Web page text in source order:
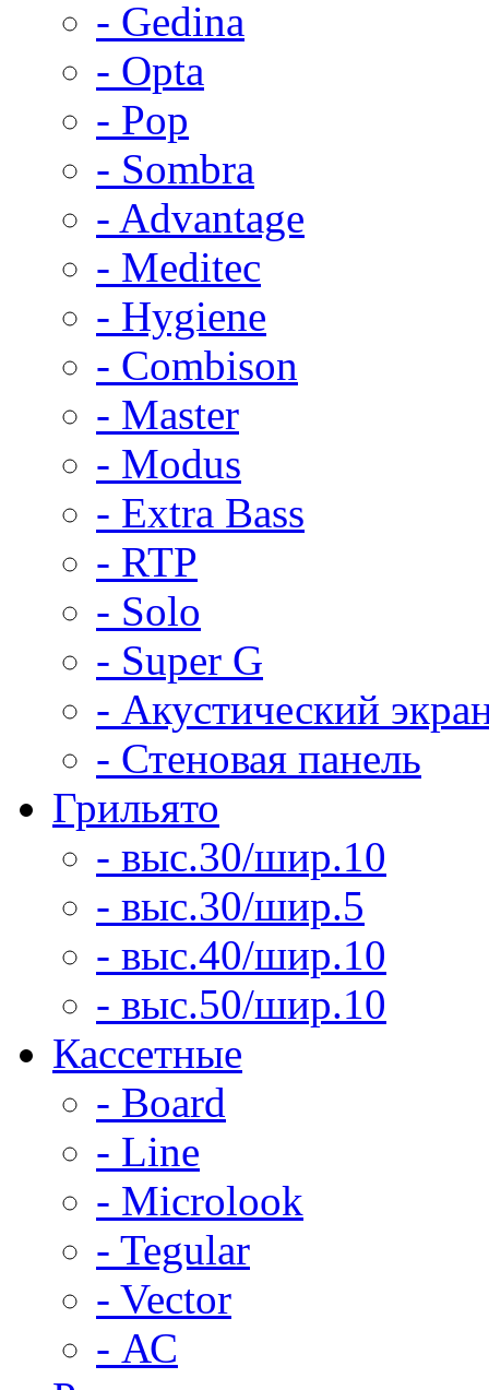
- Gedina
- Opta
- Pop
- Sombra
- Advantage
- Meditec
- Hygiene
- Combison
- Master
- Modus
- Extra Bass
- RTP
- Solo
- Super G
- Акустический
- Стеновая панель
Грильято
- выс.30/шир.10
- выс.30/шир.5
- выс.40/шир.10
- выс.50/шир.10
Кассетные
- Board
- Line
- Microlook
- Tegular
- Vector
- АС